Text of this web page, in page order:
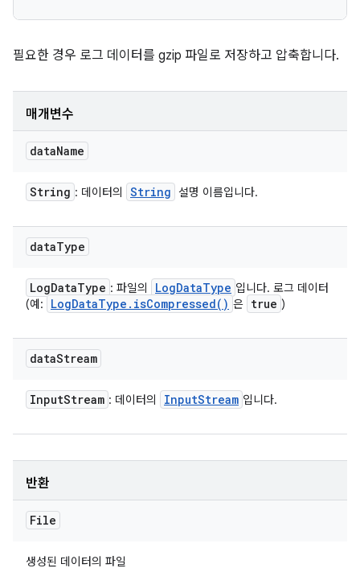
필요한 경우 로그 데이터를 gzip 파일로 저장하고 압축합니다.
매개변수
dataName
String : 데이터의 String 설명 이름입니다.
dataType
LogDataType : 파일의 LogDataType 입니다. 로그 데이터
(예:
LogDataType . isCompressed( ) 은 true )
dataStream
InputStream : 데이터의 InputStream 입니다.
반환
File
생성된 데이터의 파일